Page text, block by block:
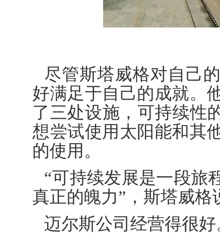
尽管斯塔威格对自己
好满足于自己的成就。
了三处设施，可持续性
想尝试使用太阳能和其
的使用。
“可持续发展是一段旅
真正的魄力”，斯塔威格
迈尔斯公司经营得很好